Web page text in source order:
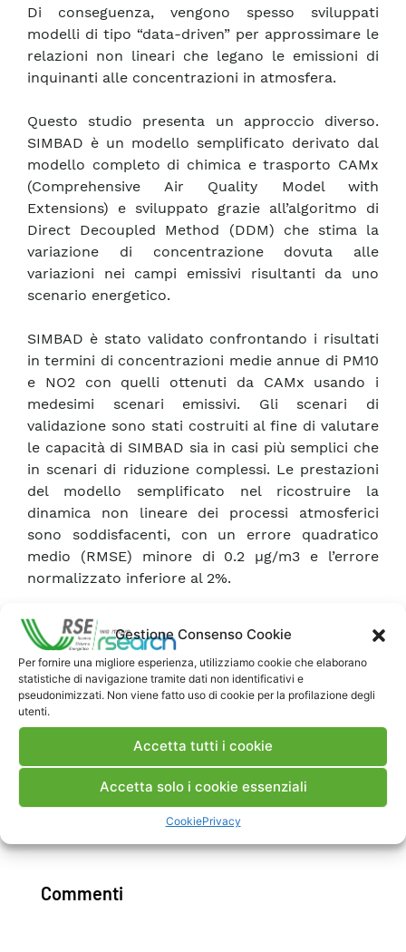
Gestione Consenso Cookie
Per fornire una migliore esperienza, utilizziamo cookie che elaborano
statistiche di navigazione tramite dati non identificativi e
pseudonimizzati. Non viene fatto uso di cookie per la profilazione degli
utenti.
Accetta tutti i cookie
Accetta solo i cookie essenziali
CookiePrivacy
Di conseguenza, vengono spesso sviluppati
modelli di tipo “data-driven” per approssimare le
relazioni non lineari che legano le emissioni di
inquinanti alle concentrazioni in atmosfera.
Questo studio presenta un approccio diverso.
SIMBAD è un modello semplificato derivato dal
modello completo di chimica e trasporto CAMx
(Comprehensive Air Quality Model with
Extensions) e sviluppato grazie all’algoritmo di
Direct Decoupled Method (DDM) che stima la
variazione di concentrazione dovuta alle
variazioni nei campi emissivi risultanti da uno
scenario energetico.
SIMBAD è stato validato confrontando i risultati
in termini di concentrazioni medie annue di PM10
e NO2 con quelli ottenuti da CAMx usando i
medesimi scenari emissivi. Gli scenari di
validazione sono stati costruiti al fine di valutare
le capacità di SIMBAD sia in casi più semplici che
in scenari di riduzione complessi. Le prestazioni
del modello semplificato nel ricostruire la
dinamica non lineare dei processi atmosferici
sono soddisfacenti, con un errore quadratico
medio (RMSE) minore di 0.2 µg/m3 e l’errore
normalizzato inferiore al 2%.
È stata riscontrata una leggera diminuzione
dell’accuratezza in scenari complessi, dove sono
coinvolti più inquinanti e più settori emissivi. In
generale, SIMBAD ha dimostrato di essere uno
strumento efficiente e accurato per la
valutazione degli impatti sulla qualità dell’aria di
politiche energetiche, fornendo un valido
Commenti